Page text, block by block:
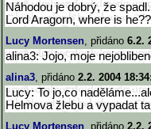
Náhodou je dobrý, že
Lord Aragorn, where is
Lucy Mortensen, přidáno 6.2.
alina3: Jojo, moje
alina3, přidáno 2.2. 2004
Lucy: To jo,co
Helmova žlebu a vypadat
Lucy Mortensen, přidáno 2.2.